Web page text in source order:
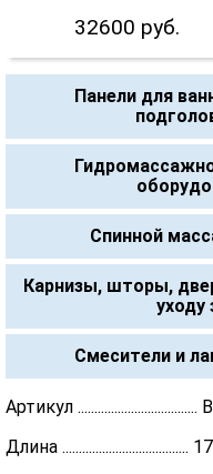
32600 руб.
Панели для
Спинной
Карнизы, шторы,
уходу
Смесители и
Артикул
Длина ......................................